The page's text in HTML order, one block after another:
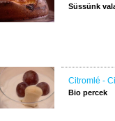
Süssünk
Citromlé -
Bio percek